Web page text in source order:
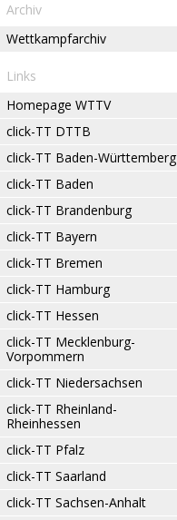
Archiv
Wettkampfarchiv
Links
Homepage WTTV
click-TT DTTB
click-TT Baden-Württemberg
click-TT Baden
click-TT Brandenburg
click-TT Bayern
click-TT Bremen
click-TT Hamburg
click-TT Hessen
click-TT Mecklenburg-
Vorpommern
click-TT Niedersachsen
click-TT Rheinland-
Rheinhessen
click-TT Pfalz
click-TT Saarland
click-TT Sachsen-Anhalt